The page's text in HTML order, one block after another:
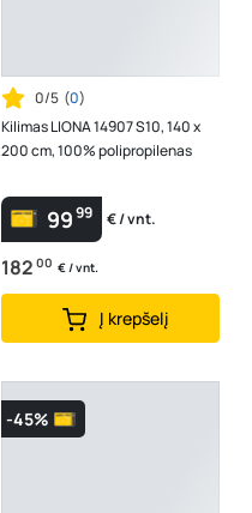
0/5 (0)
Kilimas LIONA 14907 S10, 140 x
200 cm, 100% polipropilenas
9999 € / vnt.
182 00 € / vnt.
Į krepšelį
-45%